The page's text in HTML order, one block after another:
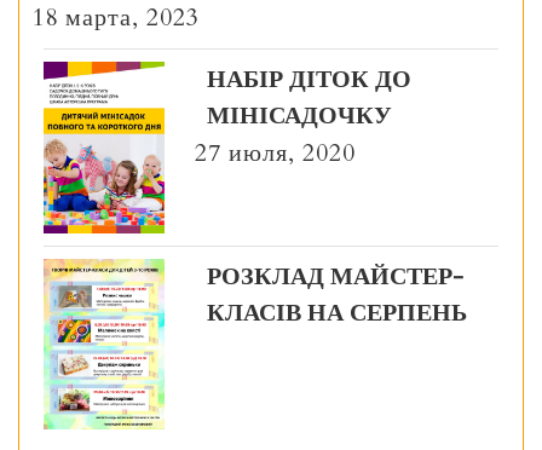
18 марта, 2023
НАБІР ДІТОК ДО
МІНІСАДОЧКУ
27 июля, 2020
РОЗКЛАД МАЙСТЕР-
КЛАСІВ НА СЕРПЕНЬ